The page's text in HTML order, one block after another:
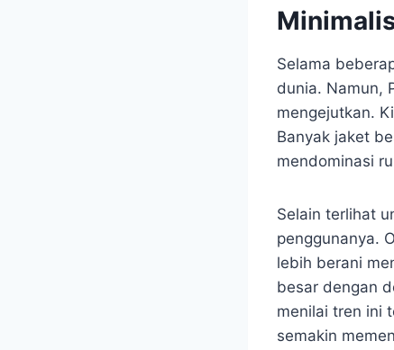
Selama
dunia. Namun,
mengejutkan.
Banyak jaket
mendominasi
Selain terlihat
penggunanya.
lebih berani
besar dengan
menilai tren ini
semakin